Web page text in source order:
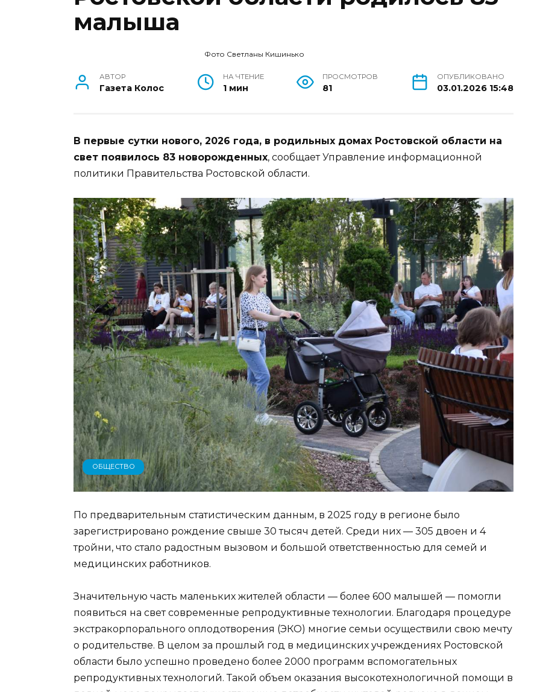
малыша
Фото Светланы Кишинько
АВТОР
Газета Колос
НА ЧТЕНИЕ
1 мин
ПРОСМОТРОВ
81
ОПУБЛИКОВАНО
03.01.2026 15:48
В первые сутки нового, 2026 года, в родильных домах Ростовской области на
свет появилось 83 новорожденных, сообщает Управление информационной
политики Правительства Ростовской области.
ОБЩЕСТВО
По предварительным статистическим данным, в 2025 году в регионе было
зарегистрировано рождение свыше 30 тысяч детей. Среди них — 305 двоен и 4
тройни, что стало радостным вызовом и большой ответственностью для семей и
медицинских работников.
Значительную часть маленьких жителей области — более 600 малышей — помогли
появиться на свет современные репродуктивные технологии. Благодаря процедуре
экстракорпорального оплодотворения (ЭКО) многие семьи осуществили свою мечту
о родительстве. В целом за прошлый год в медицинских учреждениях Ростовской
области было успешно проведено более 2000 программ вспомогательных
репродуктивных технологий. Такой объем оказания высокотехнологичной помощи в